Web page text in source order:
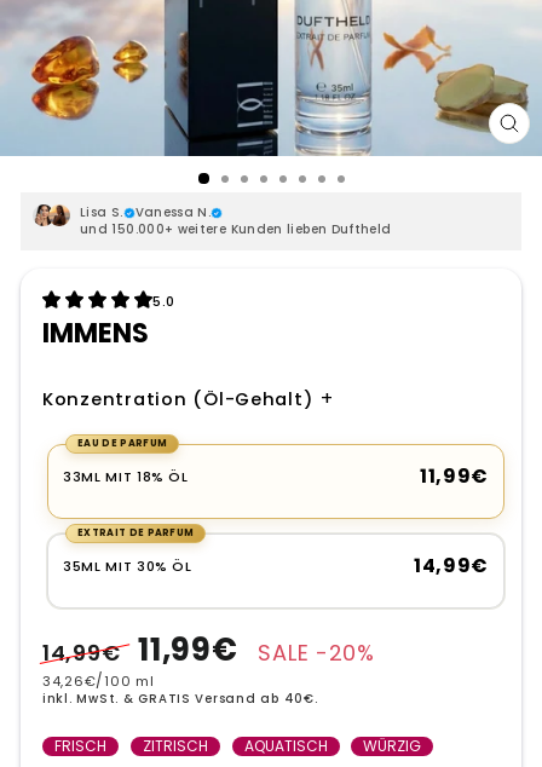
Lisa S.
Vanessa N.
und 150.000+ weitere Kunden lieben Duftheld
5.0
IMMENS
Konzentration (Öl-Gehalt) +
GRÖSSE
EAU DE PARFUM
33ML MIT 18% ÖL 11,99€
EXTRAIT DE PARFUM
35ML MIT 30% ÖL 14,99€
Normaler
Preis
14,99€ Sonderpreis
11,99€ SALE -20%
34,26€/100 ml
inkl. MwSt. & GRATIS Versand ab 40€.
FRISCH ZITRISCH AQUATISCH WÜRZIG